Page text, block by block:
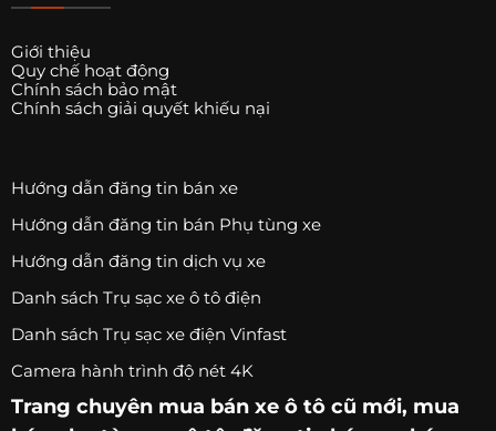
Giới thiệu
Quy chế hoạt động
Chính sách bảo mật
Chính sách giải quyết khiếu nại
Hướng dẫn đăng tin bán xe
Hướng dẫn đăng tin bán Phụ tùng xe
Hướng dẫn đăng tin dịch vụ xe
Danh sách Trụ sạc xe ô tô điện
Danh sách Trụ sạc xe điện Vinfast
Camera hành trình độ nét 4K
Trang chuyên mua bán xe ô tô cũ mới, mua